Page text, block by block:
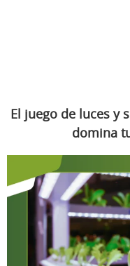
El juego de luces y
domina